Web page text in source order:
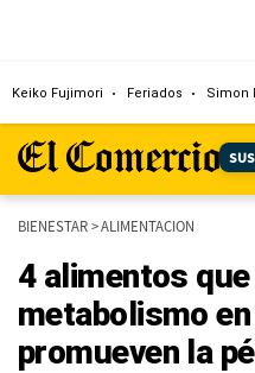
Keiko Fujimori Feriados Simon
BIENESTAR>ALIMENTACION
4 alimentos
metabolismo
promueven la